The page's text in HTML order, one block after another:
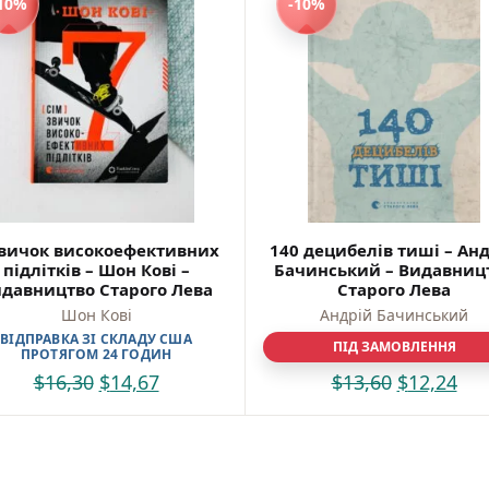
Книги для читання 10+
Вчимося читати
Прописи для дітей
Багаторазові прописи / Книги на липучках
Розмальовки та Аплікації
Енциклопедії
Розвивальні та пізнавальні книги
Книги про Україну
Християнські книги для дітей
Ігри для дітей
Різдвяні/Зимові
Вживані книги
Мій акаунт
Кошик
Бонусний рахунок
Мої замовлення
високоефективних
підлітків – Шон Кові –
Старого Лева
Шон Кові
ВІДПРАВКА ЗІ СКЛАДУ США
ПРОТЯГОМ 24 ГОДИН
$16,30 $14,67
140 децибелів тиші –
Бачинський –
Старого Лева
Андрій Бачинський
ПІД ЗАМОВЛЕННЯ
$13,60 $12,24